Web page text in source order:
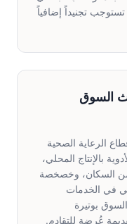
تجنيداً إضافياً
على أبحاث السوق
في قطاع الرعاية الصحية
40% من الأدوية بالإنتاج المحلي،
من السكان، وخصخصة
في الخدمات
بوتيرة
عُرضة للتقادم.